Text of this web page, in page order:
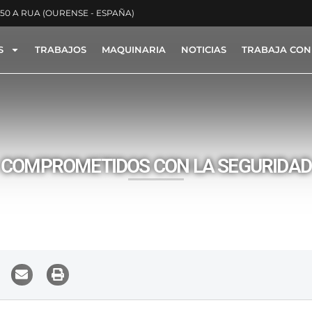
A RUA (OURENSE - ESPAÑA)
TRABAJOS MAQUINARIA NOTICIAS TRABAJA
COMPROMETIDOS CON LA SEGURIDAD